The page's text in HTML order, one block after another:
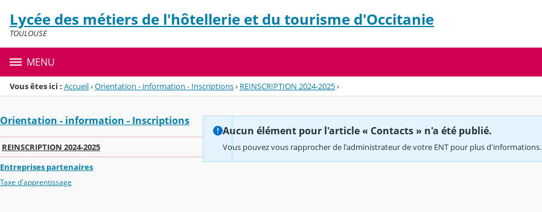
Menu de la rubrique
Contenu
Lycée des métiers de l'hôtellerie et du tourisme d'Occitanie
TOULOUSE
MENU
Vous êtes ici : Accueil›Orientation - information - Inscriptions› REINSCRIPTION 2024-2025›
Orientation - information - Inscriptions
REINSCRIPTION 2024-2025
Entreprises partenaires
Taxe d'apprentissage
Aucun élément pour l'article « Contacts » n'a été publié.
Vous pouvez vous rapprocher de l'administrateur de votre ENT pour plus d'informations.